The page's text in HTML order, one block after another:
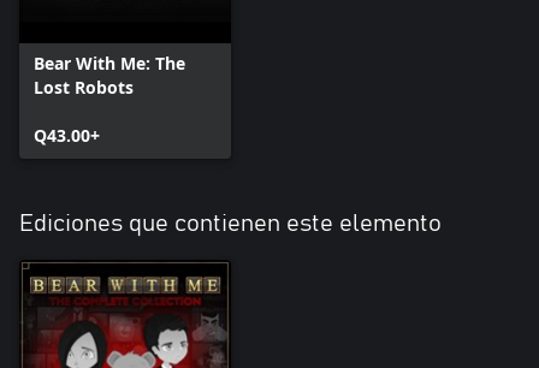
Bear With Me: The
Lost Robots
Q43.00+
Ediciones que contienen este elemento